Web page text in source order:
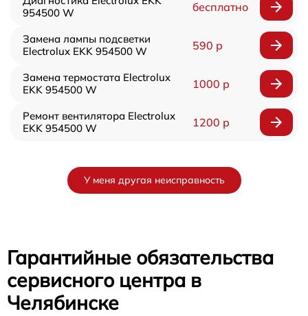
954500 W
бесплатно
Замена лампы подсветки
Electrolux EKK 954500 W
590 р
Замена термостата Electrolux
EKK 954500 W
1000 р
Ремонт вентилятора Electrolux
EKK 954500 W
1200 р
У меня другая неисправность
Гарантийные обязательства
сервисного центра в
Челябинске